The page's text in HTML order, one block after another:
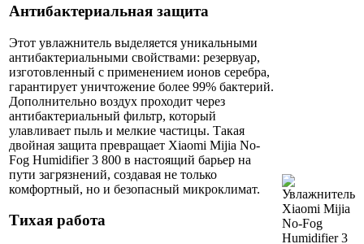
Антибактериальная защита
Этот увлажнитель выделяется уникальными
антибактериальными свойствами: резервуар,
изготовленный с применением ионов серебра,
гарантирует уничтожение более 99% бактерий.
Дополнительно воздух проходит через
антибактериальный фильтр, который
улавливает пыль и мелкие частицы. Такая
двойная защита превращает Xiaomi Mijia No-
Fog Humidifier 3 800 в настоящий барьер на
пути загрязнений, создавая не только
комфортный, но и безопасный микроклимат.
Тихая работа